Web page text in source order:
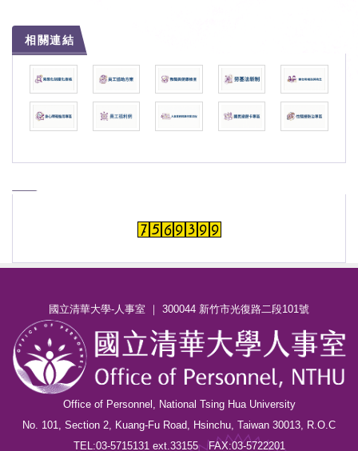
相關連結
國立清華大學-人事室 ｜ 300044 新竹市光復路二段101號
Office of Personnel, National Tsing Hua University
No. 101, Section 2, Kuang-Fu Road, Hsinchu, Taiwan 30013, R.O.C
TEL:03-5715131 ext.33155 FAX:03-5722201